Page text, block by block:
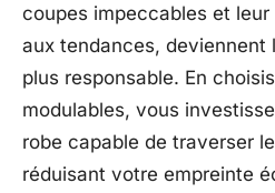
coupes impeccables et leur
aux tendances, deviennent
plus responsable. En
modulables, vous
robe capable de traverser
réduisant votre empreinte